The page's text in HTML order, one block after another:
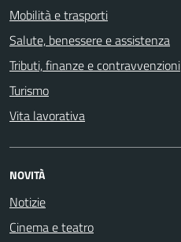
Mobilità e trasporti
Salute, benessere e assistenza
Tributi, finanze e contravvenzioni
Turismo
Vita lavorativa
NOVITÀ
Notizie
Cinema e teatro